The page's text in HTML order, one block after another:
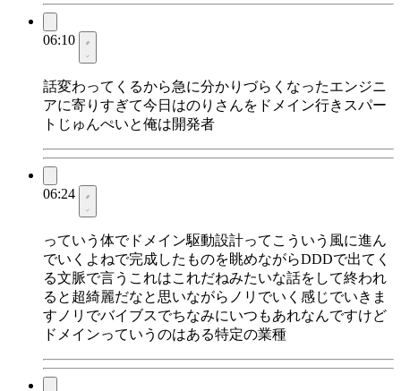
06:10
話変わってくるから急に分かりづらくなったエンジニ
アに寄りすぎて今日はのりさんをドメイン行きスパー
トじゅんぺいと俺は開発者
06:24
っていう体でドメイン駆動設計ってこういう風に進ん
でいくよねで完成したものを眺めながらDDDで出てく
る文脈で言うこれはこれだねみたいな話をして終われ
ると超綺麗だなと思いながらノリでいく感じでいきま
すノリでバイブスでちなみにいつもあれなんですけど
ドメインっていうのはある特定の業種